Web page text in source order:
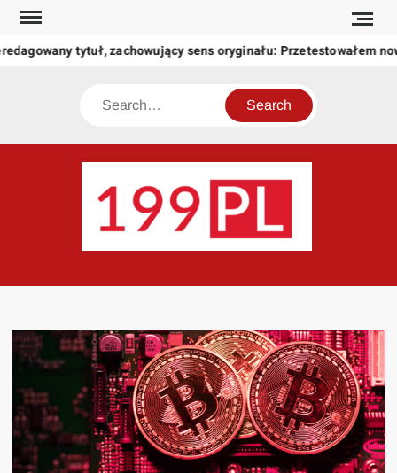
Skip
content
tytuł, zachowujący sens oryginału: Przetestowałem
Search
świat